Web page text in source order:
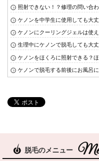
照射できない！？修理の問い合
ケノンを中学生に使用しても大
ケノンにクーリングジェルは使
生理中にケノンで脱毛しても大丈
ケノンをほくろに照射できる？
ケノンで脱毛する前後にお風呂
脱毛のメニュー